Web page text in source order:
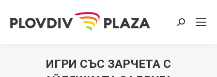
Search:
ИГРИ СЪС ЗАРЧЕТА С